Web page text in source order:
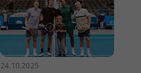
24.10.2025